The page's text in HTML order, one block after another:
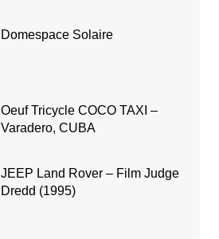
Domespace Solaire
Oeuf Tricycle COCO TAXI –
Varadero, CUBA
JEEP Land Rover – Film Judge
Dredd (1995)